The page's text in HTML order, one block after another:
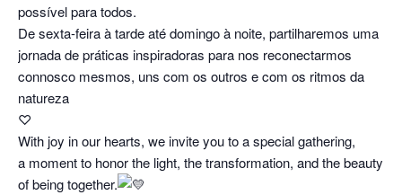
possível para todos.
De sexta-feira à tarde até domingo à noite, partilharemos uma
jornada de práticas inspiradoras para nos reconectarmos
connosco mesmos, uns com os outros e com os ritmos da
natureza
♡
With joy in our hearts, we invite you to a special gathering,
a moment to honor the light, the transformation, and the beauty
of being together.